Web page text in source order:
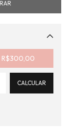
R$300,00
CALCULAR